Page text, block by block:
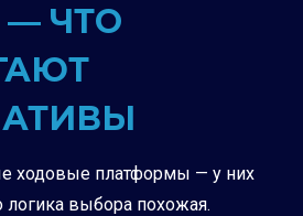
— ЧТО
ходовые платформы — у них
логика выбора похожая.